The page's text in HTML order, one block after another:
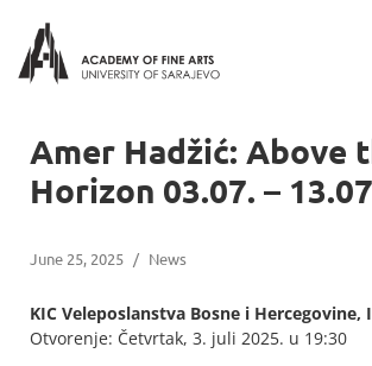
Amer Hadžić: Above
Horizon 03.07. –
June 25, 2025 / News
KIC Veleposlanstva Bosne i Hercegovine,
Otvorenje: Četvrtak, 3. juli 2025. u 19:30